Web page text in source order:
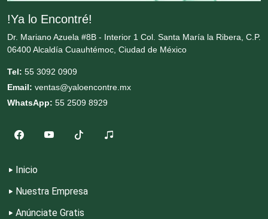
Decoración de Interiores
Dentistas
Deportes
Dermatólogos
!Ya lo Encontré!
Dr. Mariano Azuela #8B - Interior 1 Col. Santa María la Ribera, C.P.
06400 Alcaldía Cuauhtémoc, Ciudad de México
Tel: 55 3092 0909
Email: ventas@yaloencontre.mx
WhatsApp: 55 2509 8929
Inicio
Nuestra Empresa
Anúnciate Gratis